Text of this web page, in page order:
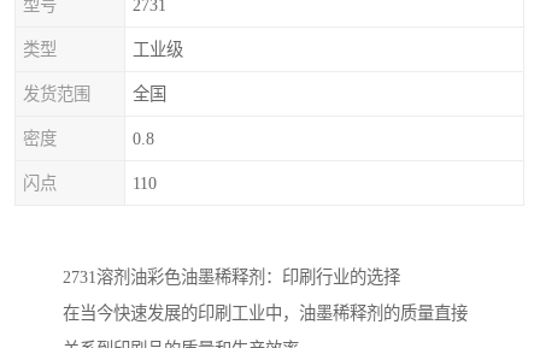
型号 2731
类型 工业级
发货范围 全国
密度 0.8
闪点 110
2731溶剂油彩色油墨稀释剂：印刷行业的选择
在当今快速发展的印刷工业中，油墨稀释剂的质量直接